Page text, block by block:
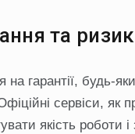
та
гарантії, будь-
сервіси,
якість